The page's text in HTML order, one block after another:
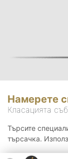
Намерете
Класацията
Търсите
търсачка.